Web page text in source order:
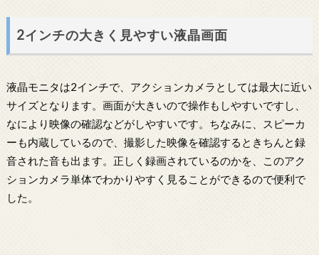
2インチの大きく見やすい液晶画面
液晶モニタは2インチで、アクションカメラとしては最大に近い
サイズとなります。画面が大きいので操作もしやすいですし、
なにより映像の確認などがしやすいです。ちなみに、スピーカ
ーも内蔵しているので、撮影した映像を確認するときちんと録
音された音も出ます。正しく録画されているのかを、このアク
ションカメラ単体でわかりやすく見ることができるので便利で
した。